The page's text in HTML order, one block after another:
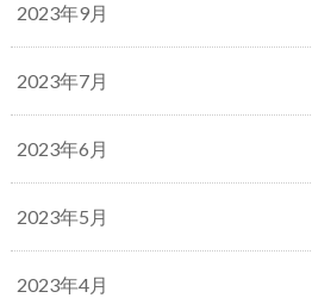
2023年9月
2023年7月
2023年6月
2023年5月
2023年4月